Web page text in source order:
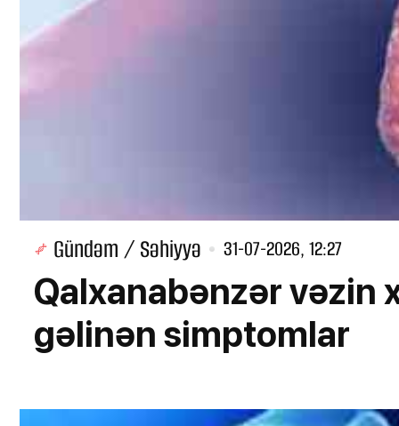
Gündəm / Səhiyyə 31-07-2026, 12:27
Qalxanabənzər vəzin
gəlinən simptomlar